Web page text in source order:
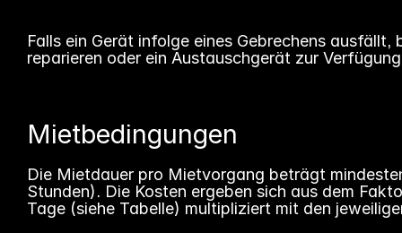
Falls ein Gerät infolge eines Gebrechens
reparieren oder ein Austauschgerät zur
Mietbedingungen
Die Mietdauer pro Mietvorgang beträgt
Stunden). Die Kosten ergeben sich aus dem
Tage (siehe Tabelle) multipliziert mit den